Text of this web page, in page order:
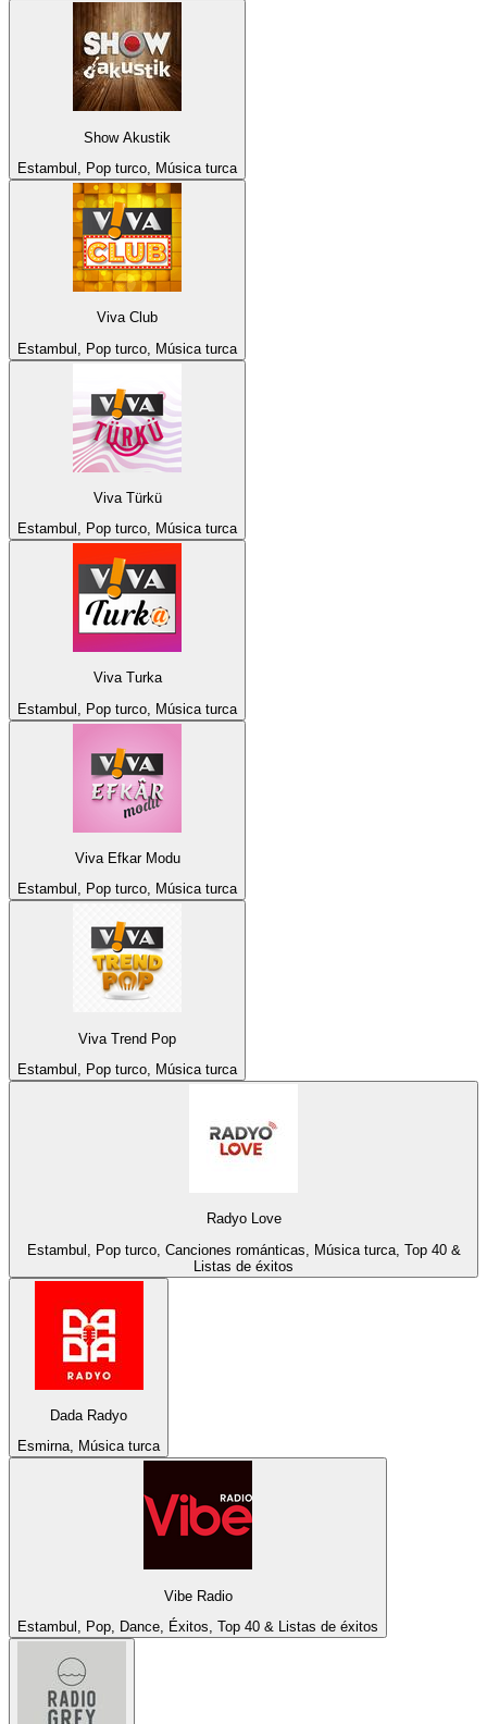
Show Akustik
Estambul, Pop turco, Música turca
Viva Club
Estambul, Pop turco, Música turca
Viva Türkü
Estambul, Pop turco, Música turca
Viva Turka
Estambul, Pop turco, Música turca
Viva Efkar Modu
Estambul, Pop turco, Música turca
Viva Trend Pop
Estambul, Pop turco, Música turca
Radyo Love
Estambul, Pop turco, Canciones románticas, Música turca, Top 40 &
Listas de éxitos
Dada Radyo
Esmirna, Música turca
Vibe Radio
Estambul, Pop, Dance, Éxitos, Top 40 & Listas de éxitos